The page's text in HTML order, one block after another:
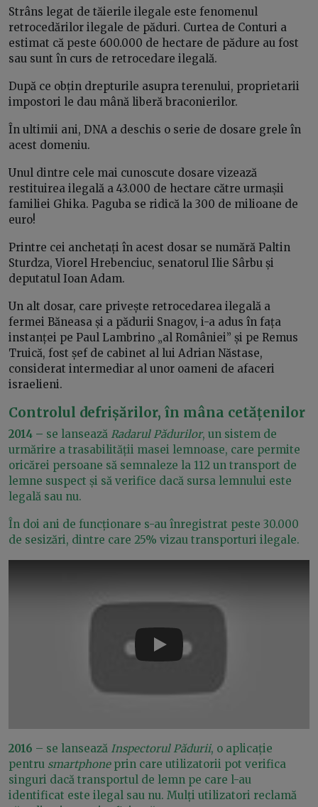
Strâns legat de tăierile ilegale este fenomenul
retrocedărilor ilegale de păduri. Curtea de Conturi a
estimat că peste 600.000 de hectare de pădure au fost
sau sunt în curs de retrocedare ilegală.
După ce obțin drepturile asupra terenului, proprietarii
impostori le dau mână liberă braconierilor.
În ultimii ani, DNA a deschis o serie de dosare grele în
acest domeniu.
Unul dintre cele mai cunoscute dosare vizează
restituirea ilegală a 43.000 de hectare către urmașii
familiei Ghika. Paguba se ridică la 300 de milioane de
euro!
Printre cei anchetați în acest dosar se numără Paltin
Sturdza, Viorel Hrebenciuc, senatorul Ilie Sârbu și
deputatul Ioan Adam.
Un alt dosar, care privește retrocedarea ilegală a
fermei Băneasa și a pădurii Snagov, i-a adus în fața
instanței pe Paul Lambrino „al României” și pe Remus
Truică, fost șef de cabinet al lui Adrian Năstase,
considerat intermediar al unor oameni de afaceri
israelieni.
Controlul defrișărilor, în mâna cetățenilor
2014 – se lansează Radarul Pădurilor, un sistem de
urmărire a trasabilității masei lemnoase, care permite
oricărei persoane să semnaleze la 112 un transport de
lemne suspect și să verifice dacă sursa lemnului este
legală sau nu.
În doi ani de funcționare s-au înregistrat peste 30.000
de sesizări, dintre care 25% vizau transporturi ilegale.
Play
2016 – se lansează Inspectorul Pădurii, o aplicație
pentru smartphoneprin care utilizatorii pot verifica
singuri dacă transportul de lemn pe care l-au
identificat este ilegal sau nu. Mulți utilizatori reclamă